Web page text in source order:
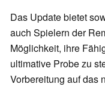
Das Update bietet
auch Spielern der
Möglichkeit, ihre
ultimative Probe zu
Vorbereitung auf das